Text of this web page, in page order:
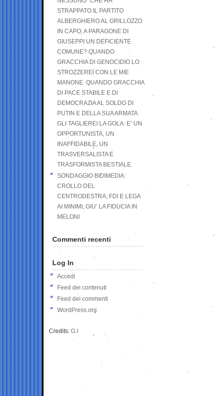
STRAPPATO IL PARTITO
ALBERGHIERO AL GRILLOZZO
IN CAPO, A PARAGONE DI
GIUSEPPI UN DEFICIENTE
COMUNE? QUANDO
GRACCHIA DI GENOCIDIO LO
STROZZEREI CON LE MIE
MANONE. QUANDO GRACCHIA
DI PACE STABILE E DI
DEMOCRAZIA AL SOLDO DI
PUTIN E DELLA SUA ARMATA
GLI TAGLIEREI LA GOLA: E’ UN
OPPORTUNISTA, UN
INAFFIDABILE, UN
TRASVERSALISTA E
TRASFORMISTA BESTIALE.
SONDAGGIO BIDIMEDIA:
CROLLO DEL
CENTRODESTRA, FDI E LEGA
AI MINIMI, GIU’ LA FIDUCIA IN
MELONI
Commenti recenti
Log In
Accedi
Feed dei contenuti
Feed dei commenti
WordPress.org
Credits: G.I